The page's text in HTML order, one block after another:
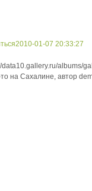
2010-01-07 20:33:27
то на Сахалине, автор